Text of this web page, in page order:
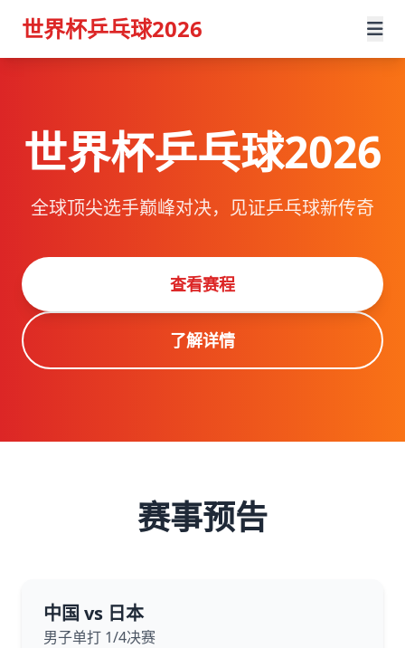
世界杯乒乓球2026
世界杯乒乓球2026
全球顶尖选手巅峰对决，见证乒乓球新传奇
查看赛程
了解详情
赛事预告
中国 vs 日本
男子单打 1/4决赛